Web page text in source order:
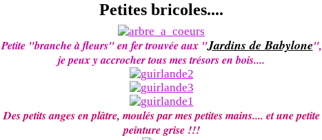
Petites bricoles....
Petite "branche à fleurs" en fer trouvée aux "Jardins de Babylone",
je peux y accrocher tous mes trésors en bois....
Des petits anges en plâtre, moulés par mes petites mains.... et une petite
peinture grise !!!